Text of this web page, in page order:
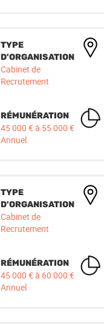
TYPE
D'ORGANISATION
Cabinet de
Recrutement
RÉMUNÉRATION
45 000 € à 55 000 €
Annuel
TYPE
D'ORGANISATION
Cabinet de
Recrutement
RÉMUNÉRATION
45 000 € à 60 000 €
Annuel